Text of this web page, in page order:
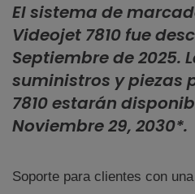
El sistema de
Videojet 7810 fue
Septiembre de 2025.
suministros y piezas
7810 estarán
Noviembre 29, 2030*.
Soporte para clientes con